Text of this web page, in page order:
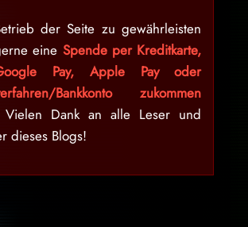
der Seite zu gewährleisten
eine Spende per Kreditkarte,
Pay, Apple Pay oder
Bankkonto zukommen
Dank an alle Leser und
dieses Blogs!